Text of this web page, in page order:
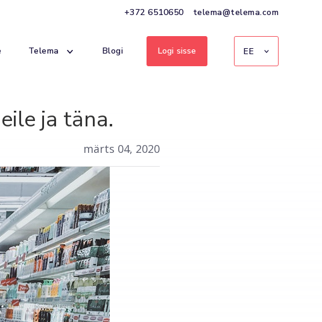
+372 6510650 telema@telema.com
Telema Blogi Logi sisse EE
ja täna.
märts 04, 2020